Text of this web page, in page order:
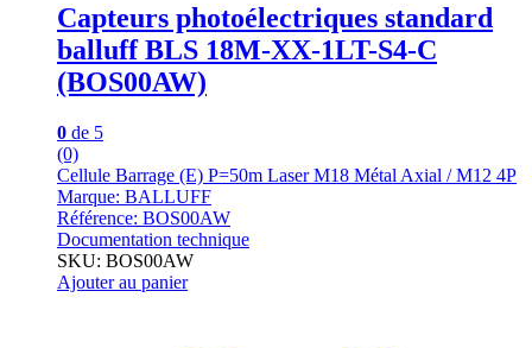
Capteurs photoélectriques standard
balluff BLS 18M-XX-1LT-S4-C
(BOS00AW)
0 de 5
(0)
Cellule Barrage (E) P=50m Laser M18 Métal Axial / M12 4P
Marque: BALLUFF
Référence: BOS00AW
Documentation technique
SKU: BOS00AW
Ajouter au panier